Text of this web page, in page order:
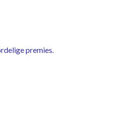
premies.